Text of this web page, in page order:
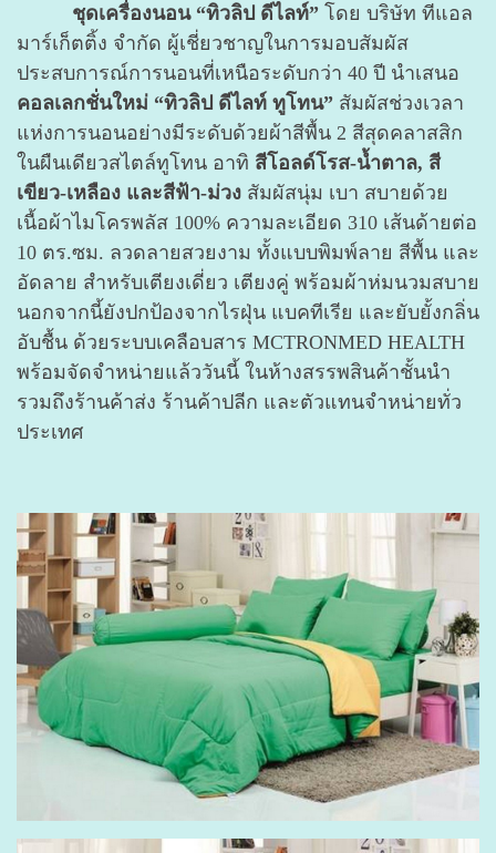
ชุดเครื่องนอน “ทิวลิป ดีไลท์” โดย บริษัท ทีแอล
มาร์เก็ตติ้ง จำกัด ผู้เชี่ยวชาญในการมอบสัมผัส
ประสบการณ์การนอนที่เหนือระดับกว่า 40 ปี นำเสนอ
คอลเลกชั่นใหม่ “ทิวลิป ดีไลท์ ทูโทน” สัมผัสช่วงเวลา
แห่งการนอนอย่างมีระดับด้วยผ้าสีพื้น 2 สีสุดคลาสสิก
ในผืนเดียวสไตล์ทูโทน อาทิ สีโอลด์โรส-น้ำตาล, สี
เขียว-เหลือง และสีฟ้า-ม่วง สัมผัสนุ่ม เบา สบายด้วย
เนื้อผ้าไมโครพลัส 100% ความละเอียด 310 เส้นด้ายต่อ
10 ตร.ซม. ลวดลายสวยงาม ทั้งแบบพิมพ์ลาย สีพื้น และ
อัดลาย สำหรับเตียงเดี่ยว เตียงคู่ พร้อมผ้าห่มนวมสบาย
นอกจากนี้ยังปกป้องจากไรฝุ่น แบคทีเรีย และยับยั้งกลิ่น
อับชื้น ด้วยระบบเคลือบสาร MCTRONMED HEALTH
พร้อมจัดจำหน่ายแล้ววันนี้ ในห้างสรรพสินค้าชั้นนำ
รวมถึงร้านค้าส่ง ร้านค้าปลีก และตัวแทนจำหน่ายทั่ว
ประเทศ